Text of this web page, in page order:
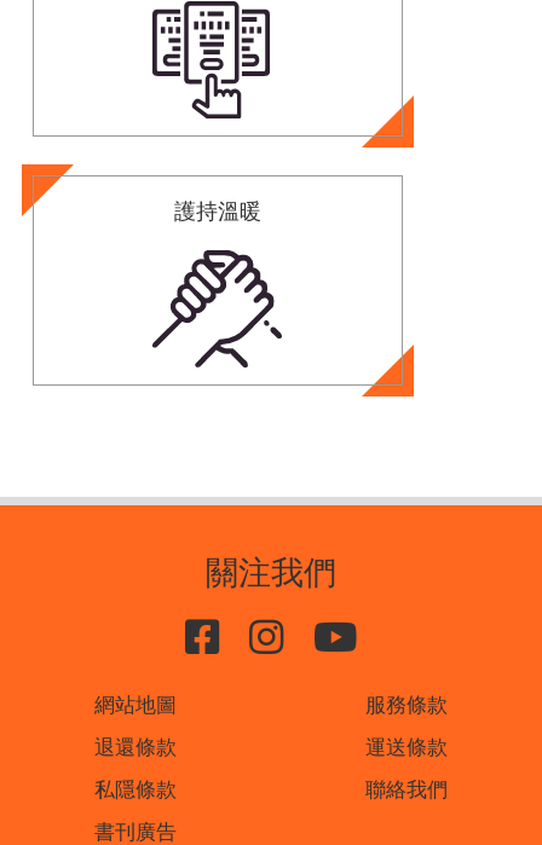
護持溫暖
關注我們
網站地圖
服務條款
退還條款
運送條款
私隱條款
聯絡我們
書刊廣告